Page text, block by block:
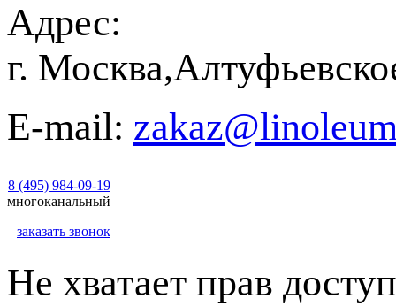
Адрес:
г.
E-mail:
8 (495) 984-09-19
многоканальный
заказать звонок
Не хватает прав